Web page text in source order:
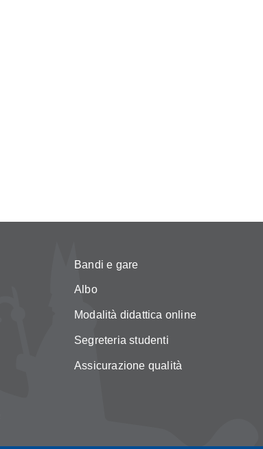
Bandi e gare
Albo
Modalità didattica online
Segreteria studenti
Assicurazione qualità